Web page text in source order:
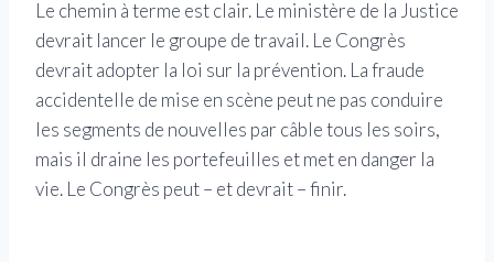
Le chemin à terme est clair. Le ministère de la Justice
devrait lancer le groupe de travail. Le Congrès
devrait adopter la loi sur la prévention. La fraude
accidentelle de mise en scène peut ne pas conduire
les segments de nouvelles par câble tous les soirs,
mais il draine les portefeuilles et met en danger la
vie. Le Congrès peut – et devrait – finir.